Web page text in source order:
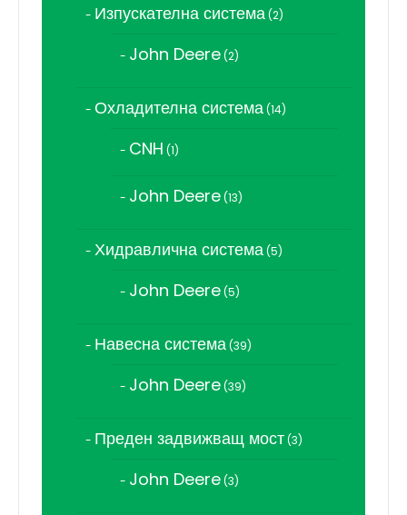
Изпускателна система 22
John Deere 22
Охладителна система 1414
CNH 11
John Deere 1313
Хидравлична система 55
John Deere 55
Навесна система 3939
John Deere 3939
Преден задвижващ мост 33
John Deere 33